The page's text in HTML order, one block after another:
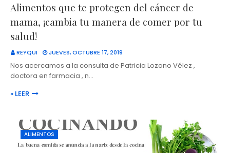
Alimentos que te protegen del cáncer de
mama, ¡cambia tu manera de comer por tu
salud!
REYQUI JUEVES, OCTUBRE 17, 2019
Nos acercamos a la consulta de Patricia Lozano Vélez ,
doctora en farmacia , n…
» LEER
ALIMENTOS